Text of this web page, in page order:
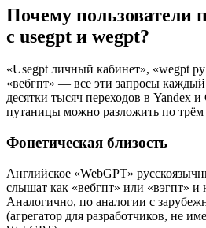
Почему пользователи
с usegpt и wegpt?
«Usegpt личный кабинет», «wegpt
«вебгпт» — все эти запросы
десятки тысяч переходов в Yandex
путаницы можно разложить по трём
Фонетическая близость
Английское «WebGPT»
слышат как «вебгпт» или «вэгпт» и
Аналогично, по аналогии с
(агрегатор для разработчиков, не